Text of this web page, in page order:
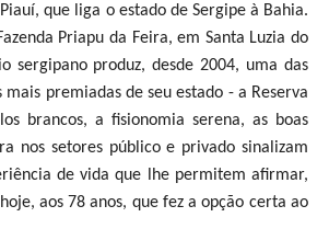
que liga o estado de Sergipe à Bahia.
Priapu da Feira, em Santa Luzia do
sergipano produz, desde 2004, uma das
mais premiadas de seu estado - a Reserva
brancos, a fisionomia serena, as boas
nos setores público e privado sinalizam
de vida que lhe permitem afirmar,
aos 78 anos, que fez a opção certa ao